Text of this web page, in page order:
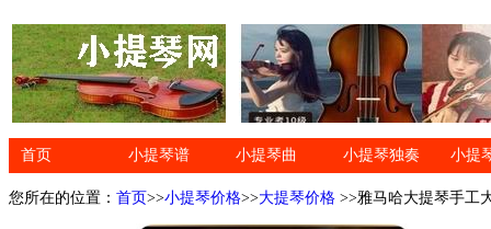
首页 小提琴谱 小提琴曲 小提琴独奏 小提
您所在的位置： 首页>>小提琴价格>>大提琴价格 >>雅马哈大提琴手工